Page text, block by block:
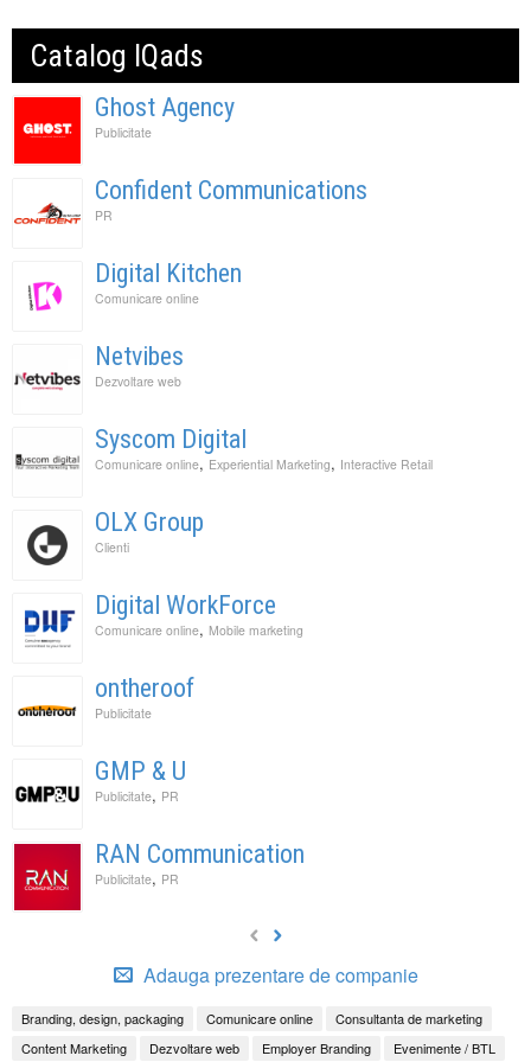
Catalog IQads
Ghost Agency
Publicitate
Confident Communications
PR
Digital Kitchen
Comunicare online
Netvibes
Dezvoltare web
Syscom Digital
Comunicare online, Experiential Marketing, Interactive Retail
OLX Group
Clienti
Digital WorkForce
Comunicare online, Mobile marketing
ontheroof
Publicitate
GMP & U
Publicitate, PR
RAN Communication
Publicitate, PR
Adauga prezentare de companie
Branding, design, packaging Comunicare online
Consultanta de marketing
Content Marketing
Dezvoltare web Employer Branding Evenimente / BTL